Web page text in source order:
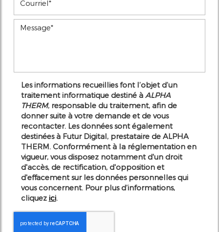
Les informations recueillies font l’objet d’un
traitement informatique destiné àALPHA
THERM, responsable du traitement, afin de
donner suite à votre demande et de vous
recontacter. Les données sont également
destinées à Futur Digital, prestataire de ALPHA
THERM. Conformément à la réglementation en
vigueur, vous disposez notamment d'un droit
d'accès, de rectification, d'opposition et
d'effacement sur les données personnelles qui
vous concernent. Pour plus d’informations,
cliquez ici.